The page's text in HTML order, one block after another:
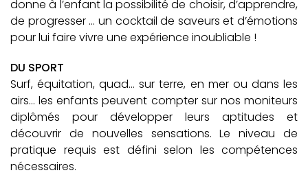
donne à l’enfant la possibilité de choisir, d’apprendre,
de progresser … un cocktail de saveurs et d’émotions
pour lui faire vivre une expérience inoubliable !
DU SPORT
Surf, équitation, quad… sur terre, en mer ou dans les
airs… les enfants peuvent compter sur nos moniteurs
diplômés pour développer leurs aptitudes et
découvrir de nouvelles sensations. Le niveau de
pratique requis est défini selon les compétences
nécessaires.